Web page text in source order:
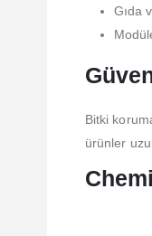
Gıda
Bitki
ürünler